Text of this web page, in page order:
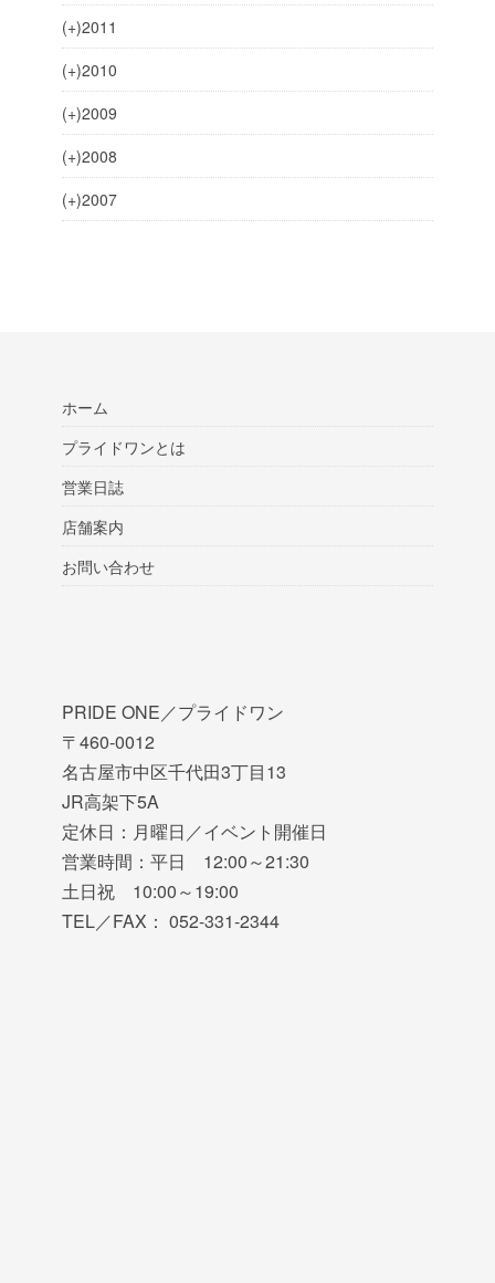
(+)2011
(+)2010
(+)2009
(+)2008
(+)2007
ホーム
プライドワンとは
営業日誌
店舗案内
お問い合わせ
PRIDE ONE／プライドワン
〒460-0012
名古屋市中区千代田3丁目13
JR高架下5A
定休日：月曜日／イベント開催日
営業時間：平日 12:00～21:30
土日祝 10:00～19:00
TEL／FAX： 052-331-2344